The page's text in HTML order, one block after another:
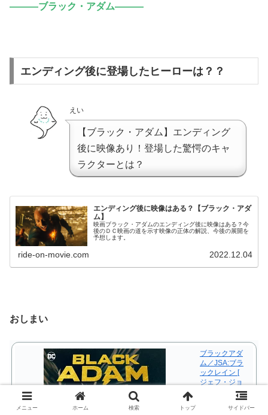
―――ブラック・アダム―――
エンディング後に登場したヒーローは？？
えい
【ブラック・アダム】エンディング
後に映像あり！登場した驚愕のキャ
ラクターとは？
エンディング後に映像はある？【ブラック・アダ
ム】
映画ブラック・アダムのエンディング後に映像はある？今
後のＤＣ映画の道を示す映像の正体の解説、今後の展開を
予想します。
ride-on-movie.com 2022.12.04
おしまい
ブラックアダ
ム／JSA:ブラ
ックレイン [
ジェフ・ジョ
メニュー ホーム 検索 トップ サイドバー